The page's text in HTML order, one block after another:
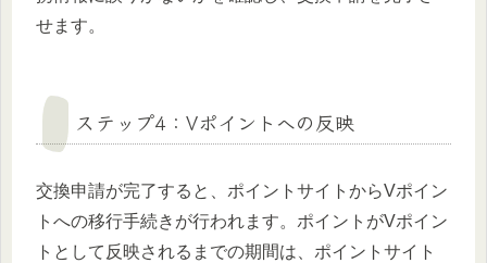
せます。
ステップ4：Vポイントへの反映
交換申請が完了すると、ポイントサイトからVポイン
トへの移行手続きが行われます。ポイントがVポイン
トとして反映されるまでの期間は、ポイントサイト